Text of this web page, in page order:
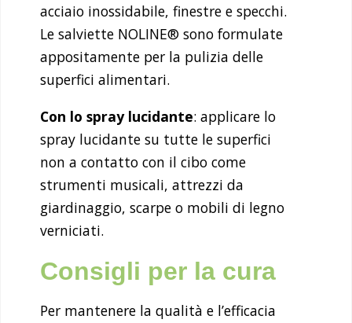
acciaio inossidabile, finestre e specchi.
Le salviette NOLINE® sono formulate
appositamente per la pulizia delle
superfici alimentari.
Con lo spray lucidante: applicare lo
spray lucidante su tutte le superfici
non a contatto con il cibo come
strumenti musicali, attrezzi da
giardinaggio, scarpe o mobili di legno
verniciati.
Consigli per la cura
Per mantenere la qualità e l’efficacia